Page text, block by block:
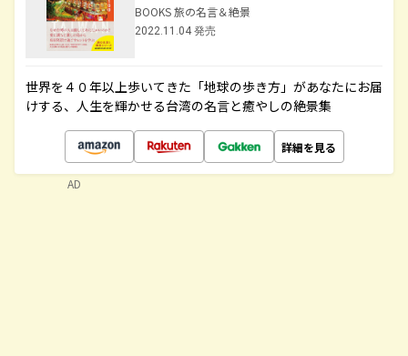
BOOKS 旅の名言＆絶景
2022.11.04 発売
世界を４０年以上歩いてきた「地球の歩き方」があなたにお届
けする、人生を輝かせる台湾の名言と癒やしの絶景集
詳細を見る
AD